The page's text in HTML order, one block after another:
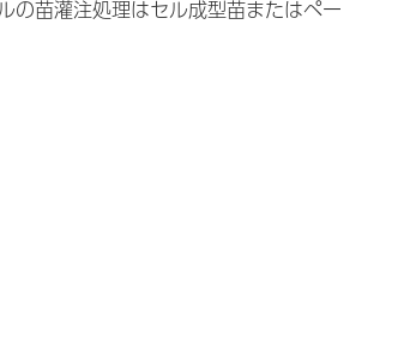
の苗灌注処理はセル成型苗またはペー